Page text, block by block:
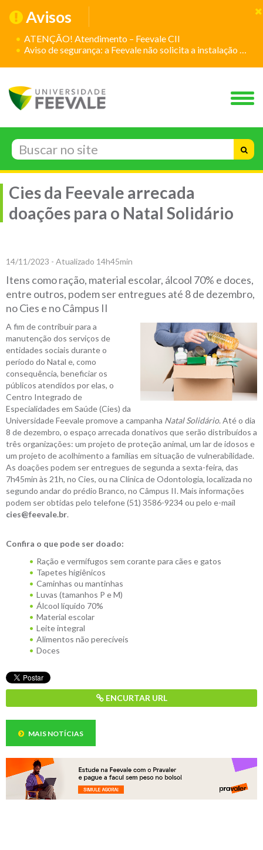
Avisos
ATENÇÃO! Atendimento – Feevale CII
Aviso de segurança: a Feevale não solicita a instalação de aplicativos
Cies da Feevale arrecada
doações para o Natal Solidário
14/11/2023 - Atualizado 14h45min
Itens como ração, material escolar, álcool 70% e doces,
entre outros, podem ser entregues até 8 de dezembro,
no Cies e no Câmpus II
A fim de contribuir para a
manutenção dos serviços de
entidades sociais durante o
período do Natal e, como
consequência, beneficiar os
públicos atendidos por elas, o
Centro Integrado de
Especialidades em Saúde (Cies) da
Universidade Feevale promove a campanha Natal Solidário. Até o dia
8 de dezembro, o espaço arrecada donativos que serão distribuídos a
três organizações: um projeto de proteção animal, um lar de idosos e
um projeto de acolhimento a famílias em situação de vulnerabilidade.
As doações podem ser entregues de segunda a sexta-feira, das
7h45min às 21h, no Cies, ou na Clínica de Odontologia, localizada no
segundo andar do prédio Branco, no Câmpus II. Mais informações
podem ser obtidas pelo telefone (51) 3586-9234 ou pelo e-mail
cies@feevale.br.
Confira o que pode ser doado:
Ração e vermífugos sem corante para cães e gatos
Tapetes higiênicos
Caminhas ou mantinhas
Luvas (tamanhos P e M)
Álcool líquido 70%
Material escolar
Leite integral
Alimentos não perecíveis
Doces
ENCURTAR URL
MAIS NOTÍCIAS